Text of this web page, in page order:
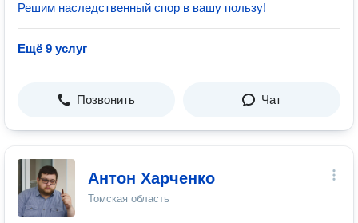
Решим наследственный спор в вашу пользу!
Ещё 9 услуг
Позвонить Чат
Антон Харченко
Томская область